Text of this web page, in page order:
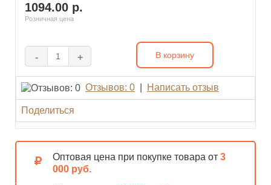
1094.00 р.
Розничная цена
- + В корзину
Отзывов: 0 Написать отзыв
Поделиться
Оптовая цена при покупке товара от 3
000 руб.